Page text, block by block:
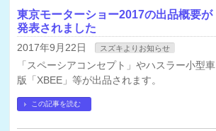
東京モーターショー2017の出品概要が
発表されました
2017年9月22日 スズキよりお知らせ
「スペーシアコンセプト」やハスラー小型車
版「XBEE」等が出品されます。
この記事を読む